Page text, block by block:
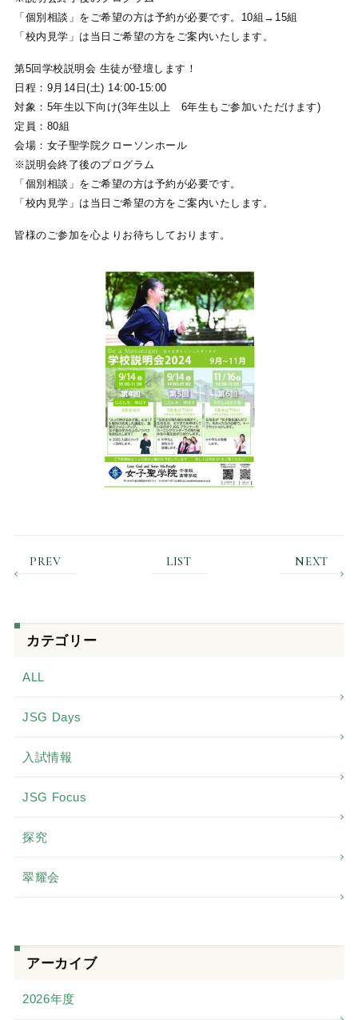
「個別相談」をご希望の方は予約が必要です。10組→15組
「校内見学」は当日ご希望の方をご案内いたします。
第5回学校説明会 生徒が登壇します！
日程：9月14日(土) 14:00-15:00
対象：5年生以下向け(3年生以上 6年生もご参加いただけます)
定員：80組
会場：女子聖学院クローソンホール
※説明会終了後のプログラム
「個別相談」をご希望の方は予約が必要です。
「校内見学」は当日ご希望の方をご案内いたします。
皆様のご参加を心よりお待ちしております。
PREV LIST NEXT
カテゴリー
ALL
JSG Days
入試情報
JSG Focus
探究
翠耀会
アーカイブ
2026年度